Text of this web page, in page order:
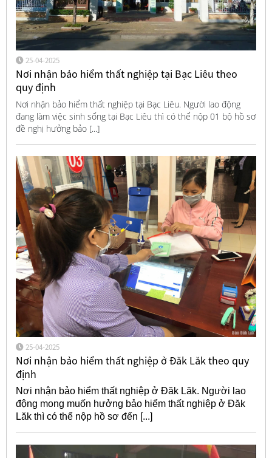
25-04-2025
Nơi nhận bảo hiểm thất nghiệp tại Bạc Liêu theo
quy định
Nơi nhận bảo hiểm thất nghiệp tại Bạc Liêu. Người lao động
đang làm việc sinh sống tại Bạc Liêu thì có thể nộp 01 bộ hồ sơ
đề nghị hưởng bảo [...]
25-04-2025
Nơi nhận bảo hiểm thất nghiệp ở Đăk Lăk theo quy
định
Nơi nhận bảo hiểm thất nghiệp ở Đăk Lăk. Người lao
động mong muốn hưởng bảo hiểm thất nghiệp ở Đăk
Lăk thì có thể nộp hồ sơ đến [...]